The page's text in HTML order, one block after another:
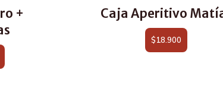
+
Caja Aperitivo
$18.900